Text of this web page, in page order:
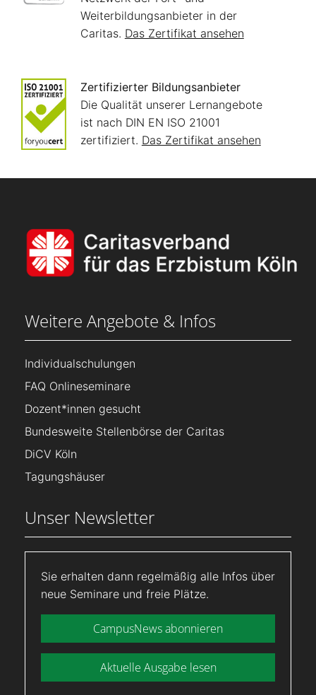
Weiterbildungsanbieter in der
Caritas. Das Zertifikat ansehen
Zertifizierter Bildungsanbieter
Die Qualität unserer Lernangebote
ist nach DIN EN ISO 21001
zertifiziert. Das Zertifikat ansehen
Weitere Angebote & Infos
Individualschulungen
FAQ Onlineseminare
Dozent*innen gesucht
Bundesweite Stellenbörse der Caritas
DiCV Köln
Tagungshäuser
Unser Newsletter
Sie erhalten dann regelmäßig alle Infos über
neue Seminare und freie Plätze.
CampusNews abonnieren
Aktuelle Ausgabe lesen